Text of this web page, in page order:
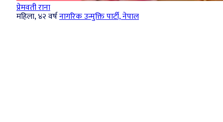
प्रेमवती राना
महिला, ४२ वर्षनागरिक उन्मुक्ति पार्टी, नेपाल